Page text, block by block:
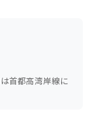
首都高湾岸線に